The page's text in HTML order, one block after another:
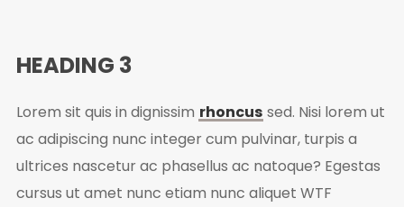
HEADING 3
Lorem sit quis in dignissim rhoncus sed. Nisi lorem ut
ac adipiscing nunc integer cum pulvinar, turpis a
ultrices nascetur ac phasellus ac natoque? Egestas
cursus ut amet nunc etiam nunc aliquet WTF